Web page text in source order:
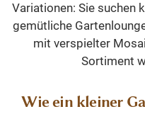
Variationen: Sie suchen
gemütliche
mit verspielter
Sortiment
Wie ein kleiner